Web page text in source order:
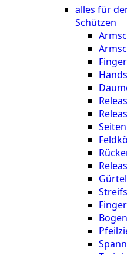
alles für
Schützen